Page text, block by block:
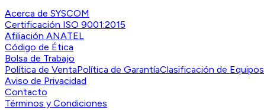
Acerca de SYSCOM
Certificación ISO 9001:2015
Afiliación ANATEL
Código de Ética
Bolsa de Trabajo
Política de VentaPolítica de GarantíaClasificación de Equipos
Aviso de Privacidad
Contacto
Términos y Condiciones